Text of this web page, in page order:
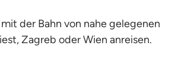
der Bahn von nahe gelegenen
Zagreb oder Wien anreisen.